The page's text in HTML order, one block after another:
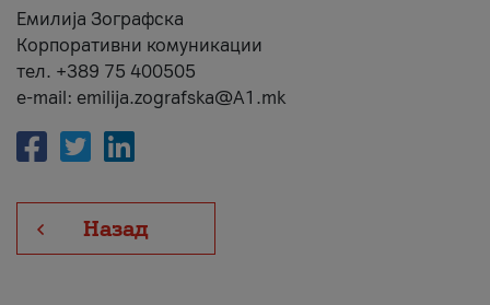
Емилија Зографска
Корпоративни комуникации
тел. +389 75 400505
e-mail: emilija.zografska@A1.mk
Назад